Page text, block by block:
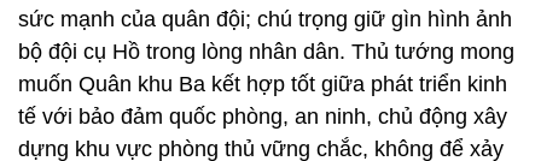
sức mạnh của quân đội; chú trọng giữ gìn hình ảnh
bộ đội cụ Hồ trong lòng nhân dân. Thủ tướng mong
muốn Quân khu Ba kết hợp tốt giữa phát triển kinh
tế với bảo đảm quốc phòng, an ninh, chủ động xây
dựng khu vực phòng thủ vững chắc, không để xảy